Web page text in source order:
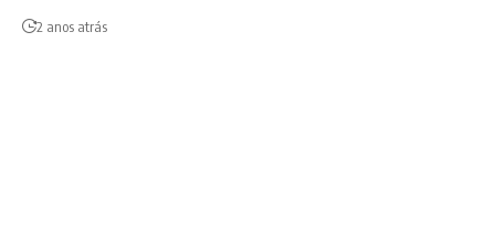
2 anos atrás